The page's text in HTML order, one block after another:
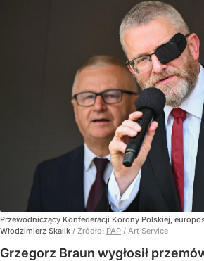
Przewodniczący Konfederacji Korony Polskiej,
Włodzimierz Skalik / Źródło: PAP / Art Service
Grzegorz Braun wygłosił